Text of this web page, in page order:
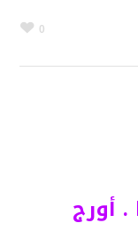
0
أورج